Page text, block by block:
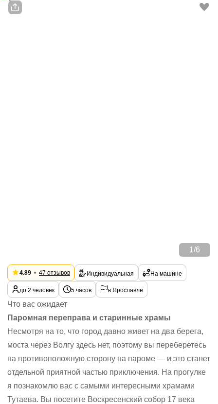
1 /6
4.89 47 отзывов Индивидуальная На машине
до 2 человек 5 часов в Ярославле
Что вас ожидает
Паромная переправа и старинные храмы
Несмотря на то, что город давно живет на два берега,
моста через Волгу здесь нет, поэтому вы переберетесь
на противоположную сторону на пароме — и это станет
отдельной приятной частью приключения. На прогулке
я познакомлю вас с самыми интересными храмами
Тутаева. Вы посетите Воскресенский собор 17 века